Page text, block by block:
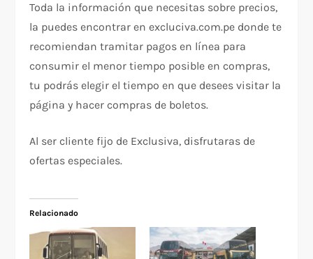
Toda la información que necesitas sobre precios,
la puedes encontrar en excluciva.com.pe donde te
recomiendan tramitar pagos en línea para
consumir el menor tiempo posible en compras,
tu podrás elegir el tiempo en que desees visitar la
página y hacer compras de boletos.
Al ser cliente fijo de Exclusiva, disfrutaras de
ofertas especiales.
Relacionado